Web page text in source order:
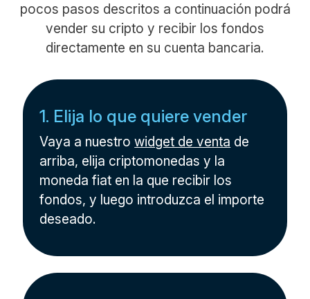
pocos pasos descritos a continuación podrá
vender su cripto y recibir los fondos
directamente en su cuenta bancaria.
1. Elija lo que quiere vender
Vaya a nuestrowidget de venta de
arriba, elija criptomonedas y la
moneda fiat en la que recibir los
fondos, y luego introduzca el importe
deseado.